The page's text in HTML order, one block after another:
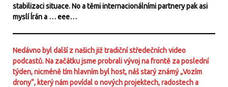
stabilizaci situace. No a těmi internacionálními partnery pak asi
myslí Írán a … eee…
Nedávno byl další z našich již tradiční středečních video
podcastů. Na začátku jsme probrali vývoj na frontě za poslední
týden, nicméně tím hlavním byl host, náš starý známý „Vozím
drony“, který nám povídal o nových projektech, radostech a